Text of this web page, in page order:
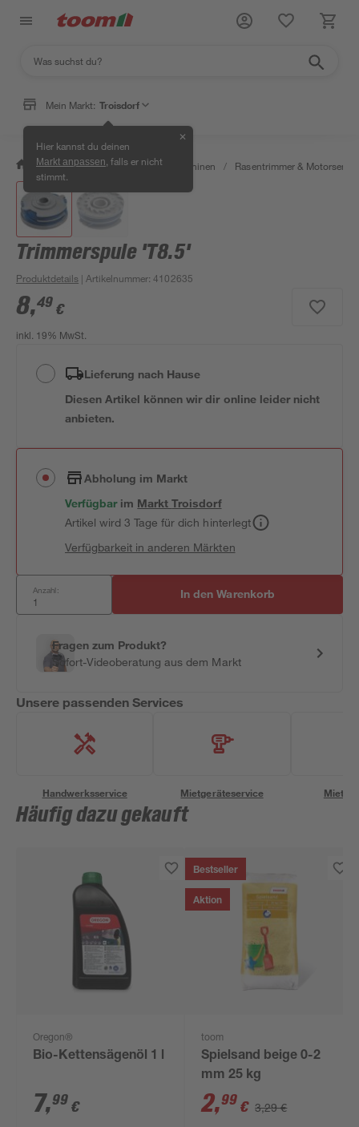
Mein Markt: Troisdorf
Hier kannst du deinen
Markt anpassen , falls er nicht
stimmt.
✕
/ Garten & Freizeit / Gartenmaschinen / Rasentrimmer &
Trimmerspule 'T8.5'
Produktdetails | Artikelnummer:4102635
8,49 €
inkl. 19% MwSt.
Lieferung nach Hause
Diesen Artikel können wir dir online leider nicht
anbieten.
Abholung im Markt
Verfügbar im MarktTroisdorf
Artikel wird 3 Tage für dich hinterlegt
Verfügbarkeit in anderen Märkten
Anzahl: In den Warenkorb
Fragen zum Produkt?
Sofort-Videoberatung aus dem Markt
Unsere passenden Services
Handwerksservice Mietgeräteservice
Häufig dazu gekauft
Oregon®
Bio-Kettensägenöl 1 l
7,99 €
Bestseller
Aktion
toom
Spielsand beige 0-2
mm 25 kg
2,99 € 3,29 €